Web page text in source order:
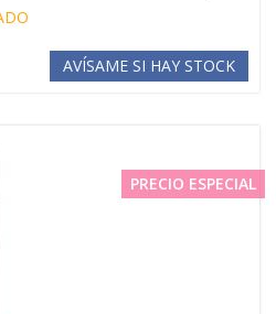
AVÍSAME SI HAY STOCK
PRECIO ESPECIAL